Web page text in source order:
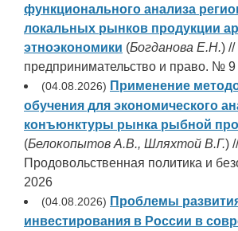
функционального анализа
локальных рынков продукции
этноэкономики (Богданова Е.Н.)
предпринимательство и право. № 9
(04.08.2026) Применение
обучения для экономического
конъюнктуры рынка рыбной
(Белокопытов А.В., Шляхтой В.Г.) //
Продовольственная политика и
2026
(04.08.2026) Проблемы
инвестирования в России в